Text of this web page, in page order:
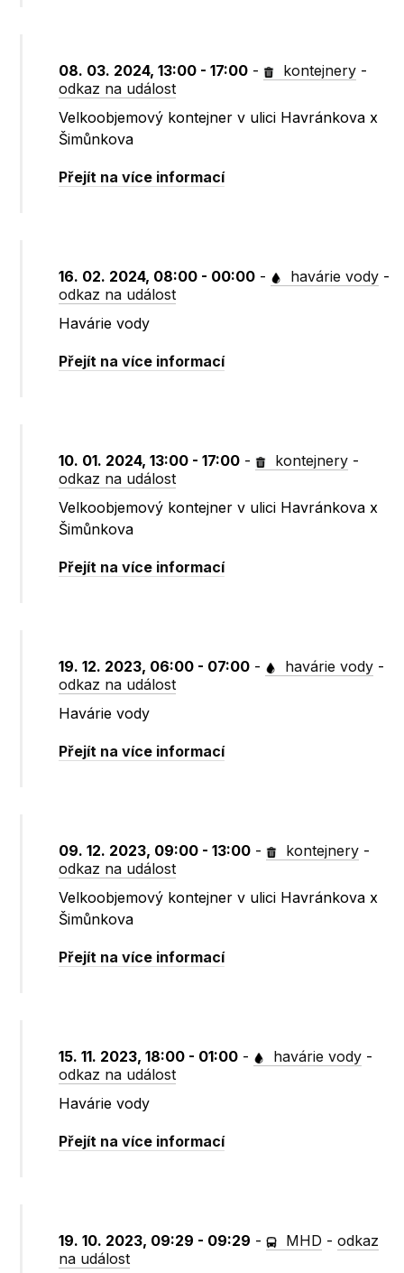
08. 03. 2024, 13:00 - 17:00 - kontejnery -
odkaz na událost
Velkoobjemový kontejner v ulici Havránkova x
Šimůnkova
Přejít na více informací
16. 02. 2024, 08:00 - 00:00 - havárie vody -
odkaz na událost
Havárie vody
Přejít na více informací
10. 01. 2024, 13:00 - 17:00 - kontejnery -
odkaz na událost
Velkoobjemový kontejner v ulici Havránkova x
Šimůnkova
Přejít na více informací
19. 12. 2023, 06:00 - 07:00 - havárie vody -
odkaz na událost
Havárie vody
Přejít na více informací
09. 12. 2023, 09:00 - 13:00 - kontejnery -
odkaz na událost
Velkoobjemový kontejner v ulici Havránkova x
Šimůnkova
Přejít na více informací
15. 11. 2023, 18:00 - 01:00 - havárie vody -
odkaz na událost
Havárie vody
Přejít na více informací
19. 10. 2023, 09:29 - 09:29 - MHD -odkaz
na událost